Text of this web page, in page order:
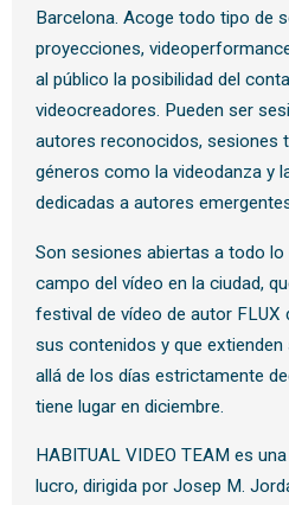
Barcelona. Acoge todo tipo de
proyecciones,
al público la posibilidad del
videocreadores. Pueden ser
autores reconocidos, sesiones
géneros como la videodanza y
dedicadas a autores
Son sesiones abiertas a todo lo
campo del vídeo en la ciudad,
festival de vídeo de autor FLUX
sus contenidos y que
allá de los días estrictamente
tiene lugar en diciembre.
HABITUAL VIDEO TEAM es
lucro, dirigida por Josep M.